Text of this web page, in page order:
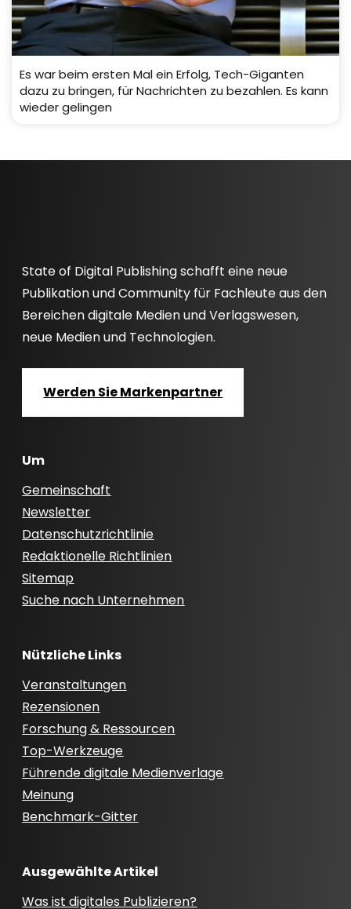
Es war beim ersten Mal ein Erfolg, Tech-Giganten
dazu zu bringen, für Nachrichten zu bezahlen. Es kann
wieder gelingen
State of Digital Publishing schafft eine neue
Publikation und Community für Fachleute aus den
Bereichen digitale Medien und Verlagswesen,
neue Medien und Technologien.
Werden Sie Markenpartner
Um
Gemeinschaft
Newsletter
Datenschutzrichtlinie
Redaktionelle Richtlinien
Sitemap
Suche nach Unternehmen
Nützliche Links
Veranstaltungen
Rezensionen
Forschung & Ressourcen
Top-Werkzeuge
Führende digitale Medienverlage
Meinung
Benchmark-Gitter
Ausgewählte Artikel
Was ist digitales Publizieren?